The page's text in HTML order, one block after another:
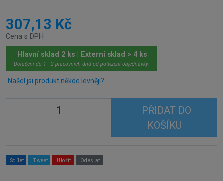
307,13 Kč
Cena s DPH
Hlavní sklad 2 ks | Externí sklad > 4 ks
Doručení do 1 - 2 pracovních dnů od potvrzení objednávky.
Našel jsi produkt někde levněji?
PŘIDAT DO
KOŠÍKU
Sdílet Tweet Uložit Odeslat